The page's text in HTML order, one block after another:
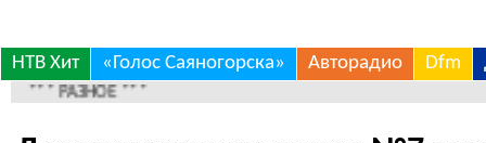
Skip
НТВ Хит «Голос Саяногорска» Авторадио Dfm
РАЗНОЕ ***